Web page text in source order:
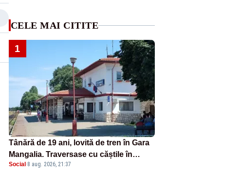
CELE MAI CITITE
1
Tânără de 19 ani, lovită de tren în Gara
Mangalia. Traversase cu căștile în
urechi liniile printr-un loc nepermis
Social ·8 aug. 2026, 21:37